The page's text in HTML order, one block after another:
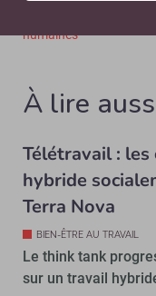
humaines
À lire
Télétravail :
hybride
Terra Nova
BIEN-ÊTRE AU TRAVAIL
Le think tank
sur un travail